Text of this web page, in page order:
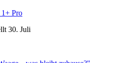
Pro
30. Juli